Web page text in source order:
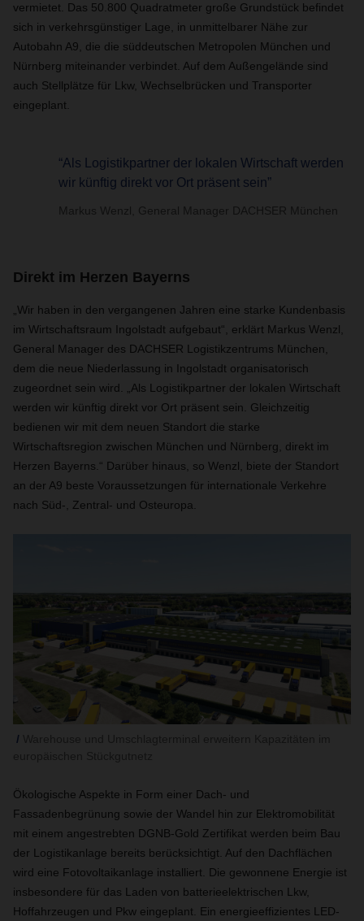
vermietet. Das 50.800 Quadratmeter große Grundstück befindet
sich in verkehrsgünstiger Lage, in unmittelbarer Nähe zur
Autobahn A9, die die süddeutschen Metropolen München und
Nürnberg miteinander verbindet. Auf dem Außengelände sind
auch Stellplätze für Lkw, Wechselbrücken und Transporter
eingeplant.
“Als Logistikpartner der lokalen Wirtschaft werden
wir künftig direkt vor Ort präsent sein”
Markus Wenzl, General Manager DACHSER München
Direkt im Herzen Bayerns
„Wir haben in den vergangenen Jahren eine starke Kundenbasis
im Wirtschaftsraum Ingolstadt aufgebaut“, erklärt Markus Wenzl,
General Manager des DACHSER Logistikzentrums München,
dem die neue Niederlassung in Ingolstadt organisatorisch
zugeordnet sein wird. „Als Logistikpartner der lokalen Wirtschaft
werden wir künftig direkt vor Ort präsent sein. Gleichzeitig
bedienen wir mit dem neuen Standort die starke
Wirtschaftsregion zwischen München und Nürnberg, direkt im
Herzen Bayerns.“ Darüber hinaus, so Wenzl, biete der Standort
an der A9 beste Voraussetzungen für internationale Verkehre
nach Süd-, Zentral- und Osteuropa.
Ökologische Aspekte in Form einer Dach- und
Fassadenbegrünung sowie der Wandel hin zur Elektromobilität
mit einem angestrebten DGNB-Gold Zertifikat werden beim Bau
der Logistikanlage bereits berücksichtigt. Auf den Dachflächen
wird eine Fotovoltaikanlage installiert. Die gewonnene Energie ist
insbesondere für das Laden von batterieelektrischen Lkw,
Hoffahrzeugen und Pkw eingeplant. Ein energieeffizientes LED-